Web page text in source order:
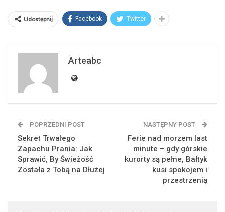
Udostępnij Facebook Twitter
Arteabc
POPRZEDNI POST
Sekret Trwałego
Zapachu Prania: Jak
Sprawić, By Świeżość
Została z Tobą na Dłużej
NASTĘPNY POST
Ferie nad morzem last
minute – gdy górskie
kurorty są pełne, Bałtyk
kusi spokojem i
przestrzenią